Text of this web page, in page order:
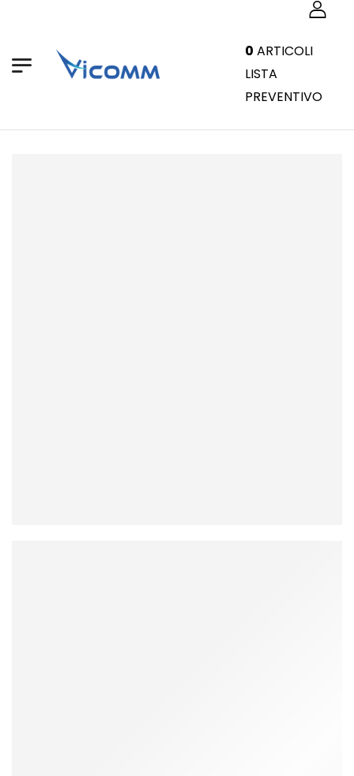
0 ARTICOLI
LISTA
PREVENTIVO